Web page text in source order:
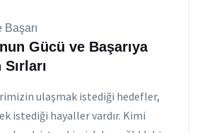
Başarı
Gücü ve Başarıya
ulaşmak istediği hedefler,
istediği hayaller vardır. Kimi